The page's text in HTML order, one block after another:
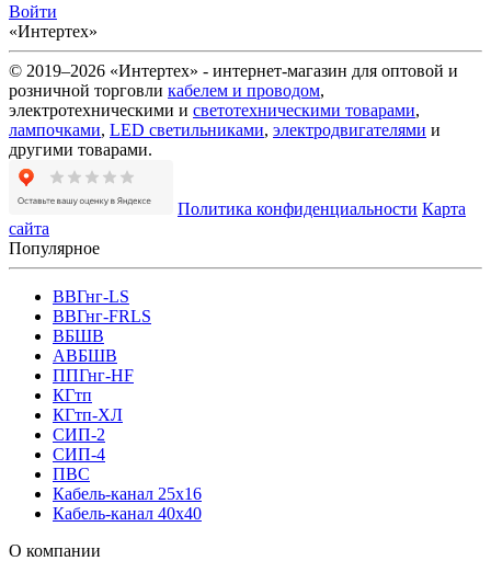
Войти
«Интертех»
© 2019–2026 «Интертех» - интернет-магазин для оптовой и
розничной торговли кабелем и проводом,
электротехническими и светотехническими товарами,
лампочками, LED светильниками, электродвигателями и
другими товарами.
Политика конфиденциальности Карта
сайта
Популярное
ВВГнг-LS
ВВГнг-FRLS
ВБШВ
АВБШВ
ППГнг-HF
КГтп
КГтп-ХЛ
СИП-2
СИП-4
ПВС
Кабель-канал 25х16
Кабель-канал 40х40
О компании